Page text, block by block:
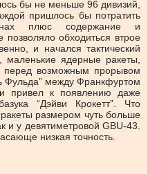
бы не меньше 96 дивизий,
пришлось бы потратить
плюс содержание и
обходиться втрое
и начался тактический
ядерные ракеты,
перед возможным прорывом
Фульда” между Франкфуртом
привел к появлению даже
“Дэйви Крокетт”. Что
размером чуть больше
и у девятиметровой GBU-43.
низкая точность.